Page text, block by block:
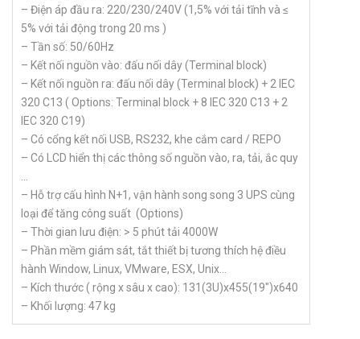
– Điện áp đầu ra: 220/230/240V (1,5% với tải tĩnh và ≤
5% với tải động trong 20 ms )
– Tần số: 50/60Hz
– Kết nối nguồn vào: đấu nối dây (Terminal block)
– Kết nối nguồn ra: đấu nối dây (Terminal block) + 2 IEC
320 C13 ( Options: Terminal block + 8 IEC 320 C13 + 2
IEC 320 C19)
– Có cổng kết nối USB, RS232, khe cắm card / REPO
– Có LCD hiển thị các thông số nguồn vào, ra, tải, ắc quy
– Hỗ trợ cấu hình N+1, vận hành song song 3 UPS cùng
loại để tăng công suất (Options)
– Thời gian lưu điện: > 5 phút tải 4000W
– Phần mềm giám sát, tắt thiết bị tương thích hệ điều
hành Window, Linux, VMware, ESX, Unix…
– Kích thước ( rộng x sâu x cao): 131(3U)x455(19″)x640
– Khối lượng: 47 kg